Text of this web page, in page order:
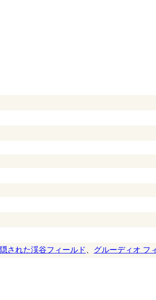
隠された渓谷フィールド グルーディオ フ